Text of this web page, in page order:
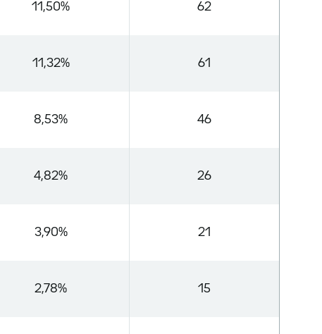
11,50% 62
11,32% 61
8,53% 46
4,82% 26
3,90% 21
2,78% 15